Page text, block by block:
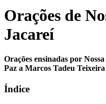
Orações de
Jacareí
Orações ensinadas por
Paz a Marcos Tadeu
Índice